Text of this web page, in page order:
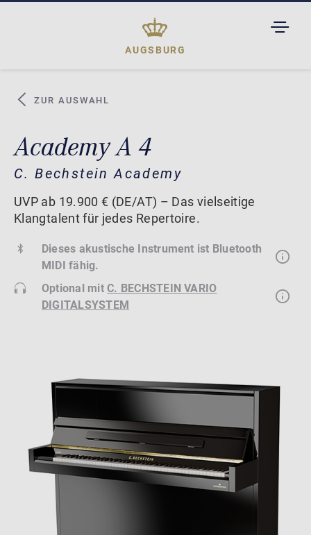
AUGSBURG
ZUR AUSWAHL
Academy A 4
C. Bechstein Academy
UVP ab 19.900 € (DE/AT) – Das vielseitige
Klangtalent für jedes Repertoire.
Dieses akustische Instrument ist Bluetooth
MIDI fähig.
Optional mitC. BECHSTEIN VARIO
DIGITALSYSTEM